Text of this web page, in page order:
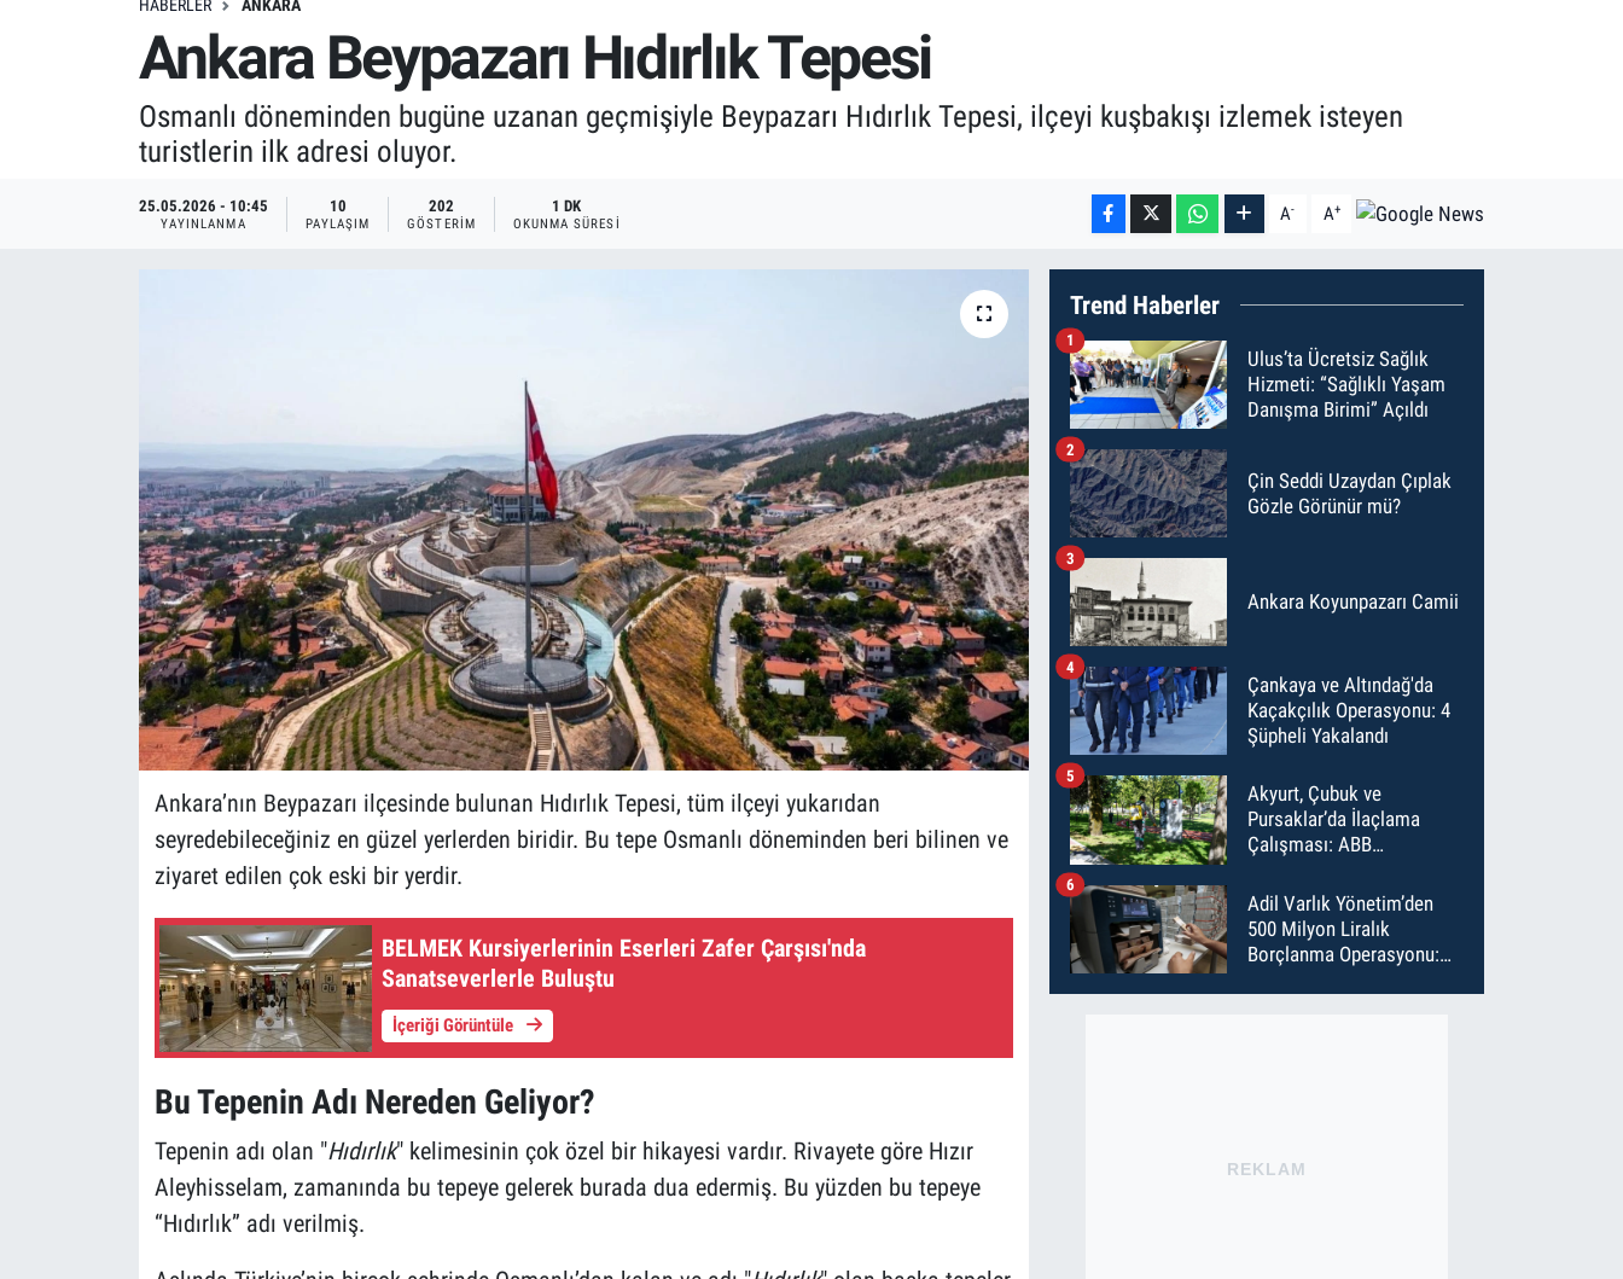
HABERLER ANKARA
Ankara Beypazarı Hıdırlık Tepesi
Osmanlı döneminden bugüne uzanan geçmişiyle Beypazarı Hıdırlık Tepesi, ilçeyi kuşbakışı izlemek isteyen
turistlerin ilk adresi oluyor.
25.05.2026 - 10:45
YAYINLANMA
10
PAYLAŞIM
202
GÖSTERIM
1 DK
OKUNMA SÜRESI A- A+
Ankara’nın Beypazarı ilçesinde bulunan Hıdırlık Tepesi, tüm ilçeyi yukarıdan
seyredebileceğiniz en güzel yerlerden biridir. Bu tepe Osmanlı döneminden beri bilinen ve
ziyaret edilen çok eski bir yerdir.
BELMEK Kursiyerlerinin Eserleri Zafer Çarşısı'nda
Sanatseverlerle Buluştu
İçeriği Görüntüle
Bu Tepenin Adı Nereden Geliyor?
Tepenin adı olan "Hıdırlık" kelimesinin çok özel bir hikayesi vardır. Rivayete göre Hızır
Aleyhisselam, zamanında bu tepeye gelerek burada dua edermiş. Bu yüzden bu tepeye
“Hıdırlık” adı verilmiş.
Trend Haberler
Ulus’ta Ücretsiz Sağlık
Hizmeti: “Sağlıklı Yaşam
Danışma Birimi” Açıldı
1
Çin Seddi Uzaydan Çıplak
Gözle Görünür mü?
2
Ankara Koyunpazarı Camii
3
Çankaya ve Altındağ'da
Kaçakçılık Operasyonu: 4
Şüpheli Yakalandı
4
Akyurt, Çubuk ve
Pursaklar’da İlaçlama
Çalışması: ABB
İlaçladı
5
Adil Varlık Yönetim’den
500 Milyon Liralık
Borçlanma Operasyonu:
6
REKLAM